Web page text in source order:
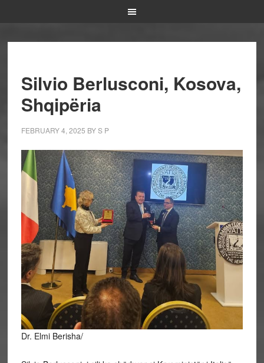
Silvio Berlusconi, Kosova,
Shqipëria
FEBRUARY 4, 2025 BYS P
Dr. Elmi Berisha/